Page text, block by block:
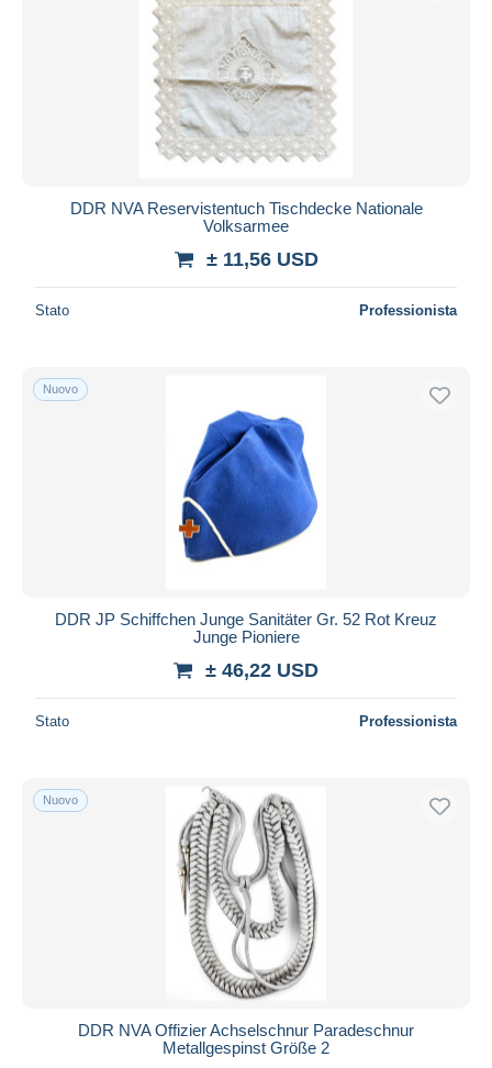
DDR NVA Reservistentuch Tischdecke Nationale
Volksarmee
± 11,56 USD
Stato Professionista
Nuovo
DDR JP Schiffchen Junge Sanitäter Gr. 52 Rot Kreuz
Junge Pioniere
± 46,22 USD
Stato Professionista
Nuovo
DDR NVA Offizier Achselschnur Paradeschnur
Metallgespinst Größe 2